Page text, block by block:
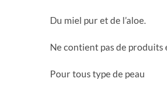
Du miel pur et de l’aloe.
Ne contient pas de produits
Pour tous type de peau